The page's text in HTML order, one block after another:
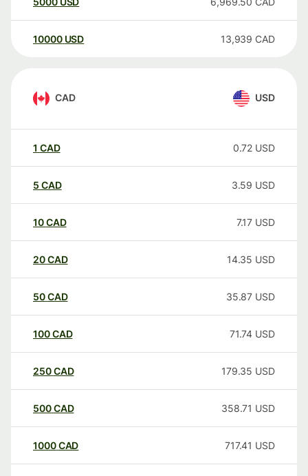
10000 USD 13,939 CAD
CAD USD
1 CAD 0.72 USD
5 CAD 3.59 USD
10CAD 7.17 USD
20CAD 14.35 USD
50CAD 35.87 USD
100CAD 71.74 USD
250CAD 179.35 USD
500CAD 358.71 USD
1000CAD 717.41 USD